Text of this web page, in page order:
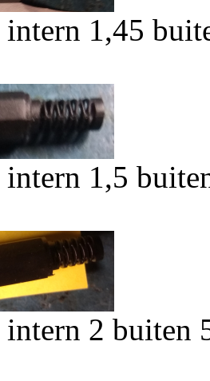
1,45
1,5
2 buiten